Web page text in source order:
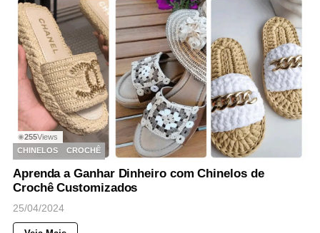
◉255Views
CHINELOS
CROCHÊ
Aprenda a Ganhar Dinheiro com Chinelos de
Crochê Customizados
25/04/2024